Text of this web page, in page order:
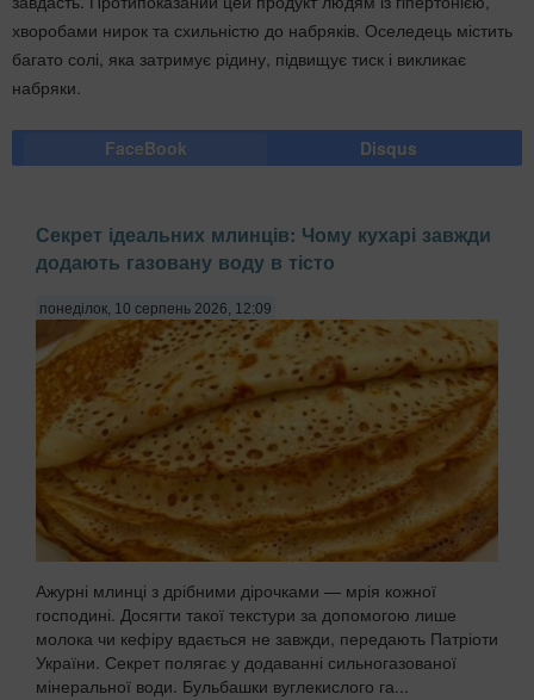
хворобами нирок та схильністю до набряків. Оселедець містить
багато солі, яка затримує рідину, підвищує тиск і викликає
набряки.
FaceBook Disqus
Секрет ідеальних млинців: Чому кухарі завжди
додають газовану воду в тісто
понеділок, 10 серпень 2026, 12:09
Ажурні млинці з дрібними дірочками — мрія кожної
господині. Досягти такої текстури за допомогою лише
молока чи кефіру вдається не завжди, передають Патріоти
України. Секрет полягає у додаванні сильногазованої
мінеральної води. Бульбашки вуглекислого га...